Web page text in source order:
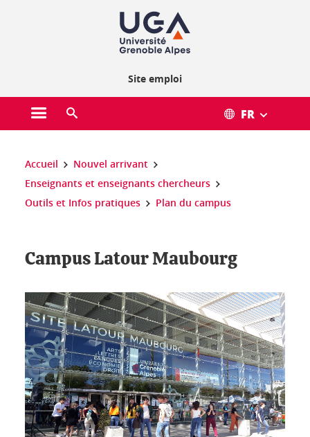
Site emploi
Ouvrir le menu principal FR
Vous êtes ici :
Accueil
Nouvel arrivant
Enseignants et enseignants chercheurs
Outils et Infos pratiques
Plan du campus
Campus Latour Maubourg